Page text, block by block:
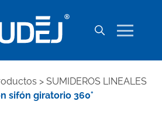
> SUMIDEROS LINEALES
sifón giratorio 360°